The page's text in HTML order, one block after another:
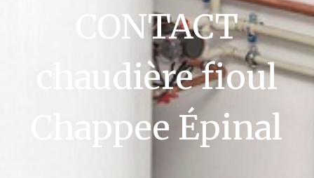
CONTACT
chaudière fioul
Chappee Épinal